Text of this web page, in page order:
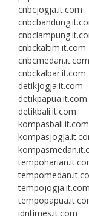
cnbcjogja.it.com
cnbckaltim.it.com
cnbcmedan.it.com
cnbckalbar.it.com
detikjogja.it.com
detikpapua.it.com
detikbali.it.com
kompasbali.it.com
tempojogja.it.com
idntimes.it.com